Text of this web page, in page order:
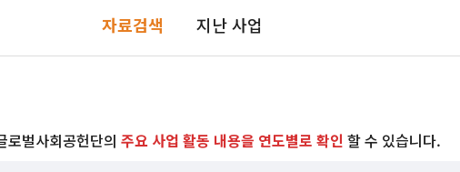
사회공헌PLUS+
자료검색 지난 사업
로벌사회공헌단의 주요 사업 활동 내용을 연도별로 확인 할 수 있습니다.